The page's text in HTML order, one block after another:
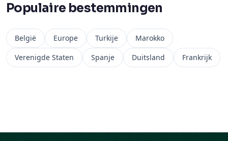
Populaire bestemmingen
België Europe Turkije
Marokko
Verenigde Staten
Spanje Duitsland Frankrijk